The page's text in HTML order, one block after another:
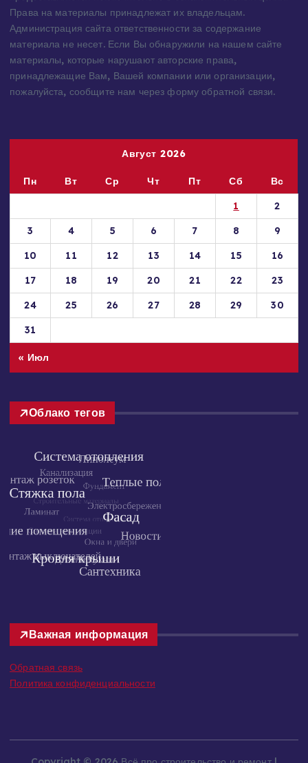
интернете или присланы посетителями сайта и
предоставляются исключительно в ознакомительных целях.
Права на материалы принадлежат их владельцам.
Администрация сайта ответственности за содержание
материала не несет. Если Вы обнаружили на нашем сайте
материалы, которые нарушают авторские права,
Август 2026
Сб
Вс
1
2
3
4 5 6 7 8
9
10
11 12 13 14 15
16
17
18 19 20 21 22
23
24
31